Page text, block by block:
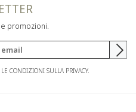
promozioni.
LE CONDIZIONI SULLA PRIVACY.